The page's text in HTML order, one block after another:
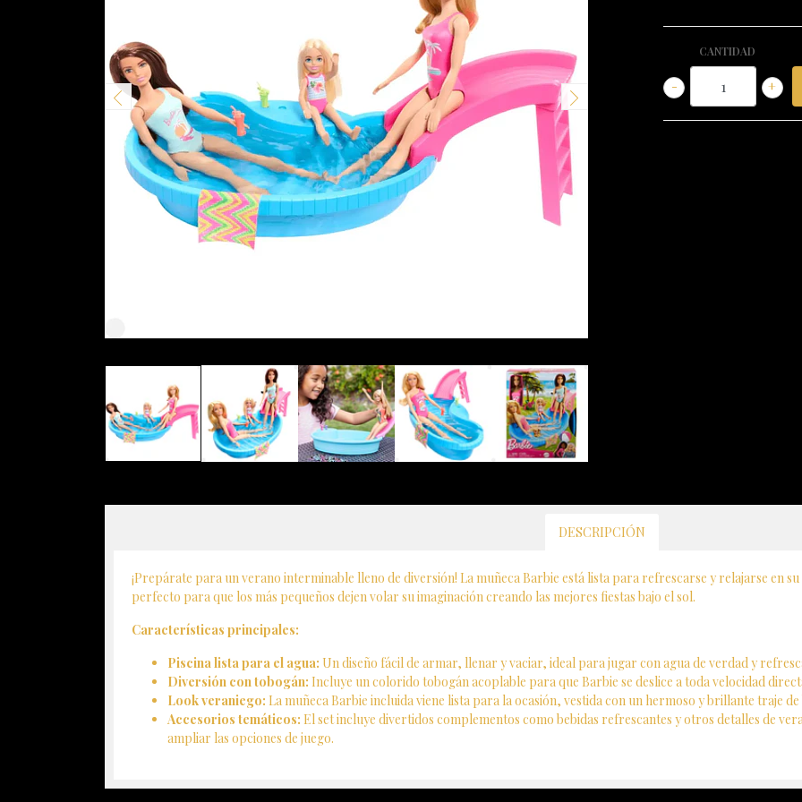
CANTIDAD
+
-
DESCRIPCIÓN
¡Prepárate para un verano interminable lleno de diversión! La muñeca Barbie está lista para refrescarse y relajarse en
perfecto para que los más pequeños dejen volar su imaginación creando las mejores fiestas bajo el sol.
Características principales:
Piscina lista para el agua: Un diseño fácil de armar, llenar y vaciar, ideal para jugar con agua de verdad y
Diversión con tobogán: Incluye un colorido tobogán acoplable para que Barbie se deslice a toda velocidad
Look veraniego: La muñeca Barbie incluida viene lista para la ocasión, vestida con un hermoso y brillante traje
Accesorios temáticos: El set incluye divertidos complementos como bebidas refrescantes y otros detalles de
ampliar las opciones de juego.